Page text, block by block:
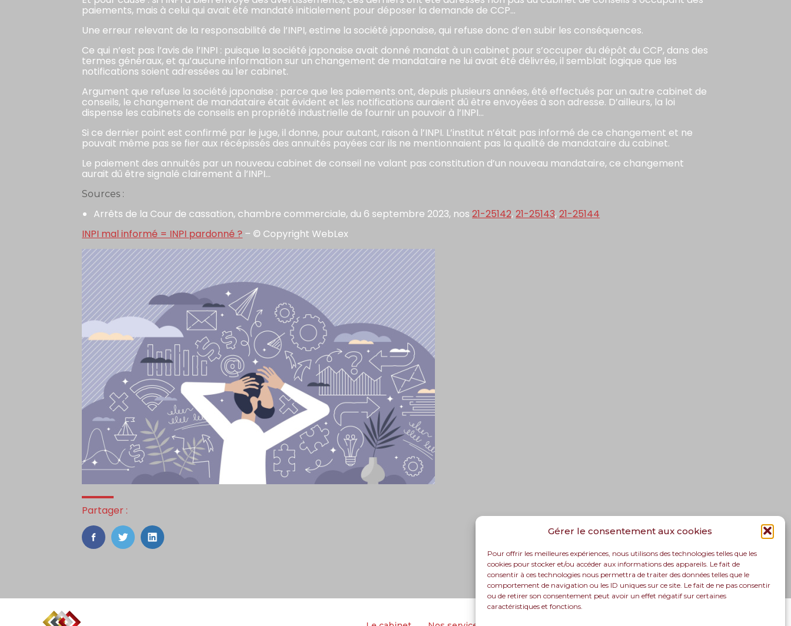
Gérer le consentement aux cookies
Pour offrir les meilleures expériences, nous utilisons des technologies telles que les
cookies pour stocker et/ou accéder aux informations des appareils. Le fait de
consentir à ces technologies nous permettra de traiter des données telles que le
comportement de navigation ou les ID uniques sur ce site. Le fait de ne pas consentir
ou de retirer son consentement peut avoir un effet négatif sur certaines
caractéristiques et fonctions.
paiements, mais à celui qui avait été mandaté initialement pour déposer la demande de CCP…
Une erreur relevant de la responsabilité de l’INPI, estime la société japonaise, qui refuse donc d’en subir les conséquences.
Ce qui n’est pas l’avis de l’INPI : puisque la société japonaise avait donné mandat à un cabinet pour s’occuper du dépôt du CCP, dans des
termes généraux, et qu’aucune information sur un changement de mandataire ne lui avait été délivrée, il semblait logique que les
notifications soient adressées au 1er cabinet.
Argument que refuse la société japonaise : parce que les paiements ont, depuis plusieurs années, été effectués par un autre cabinet de
conseils, le changement de mandataire était évident et les notifications auraient dû être envoyées à son adresse. D’ailleurs, la loi
dispense les cabinets de conseils en propriété industrielle de fournir un pouvoir à l’INPI…
Si ce dernier point est confirmé par le juge, il donne, pour autant, raison à l’INPI. L’institut n’était pas informé de ce changement et ne
pouvait même pas se fier aux récépissés des annuités payées car ils ne mentionnaient pas la qualité de mandataire du cabinet.
Le paiement des annuités par un nouveau cabinet de conseil ne valant pas constitution d’un nouveau mandataire, ce changement
aurait dû être signalé clairement à l’INPI…
Sources :
Arrêts de la Cour de cassation, chambre commerciale, du 6 septembre 2023, nos21-25142,21-25143,21-25144
INPI mal informé = INPI pardonné ? – © Copyright WebLex
Partager :
FaceBook
TwitterLinkedIn